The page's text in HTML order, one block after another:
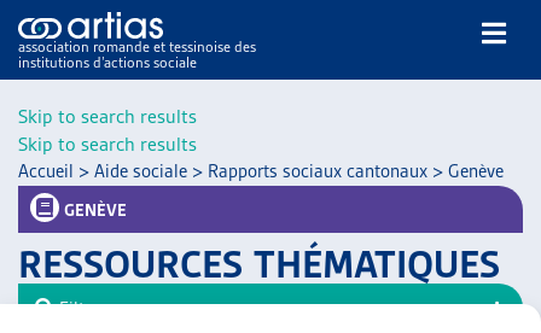
Skip to search results
Skip to search results
association romande et tessinoise des
institutions d’actions sociale
NOS PUBLICATIONS
Accueil > Aide sociale > Rapports sociaux cantonaux > Genève
GENÈVE
RESSOURCES THÉMATIQUES
Filtrer